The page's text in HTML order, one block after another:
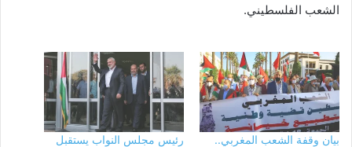
الشعب الفلسطيني.
بيان وقفة الشعب المغربي..
رئيس مجلس النواب يستقبل